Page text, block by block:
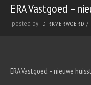
ERA Vastgoed –
posted by DIRKVERWOERD /
ERA Vastgoed – nieuwe